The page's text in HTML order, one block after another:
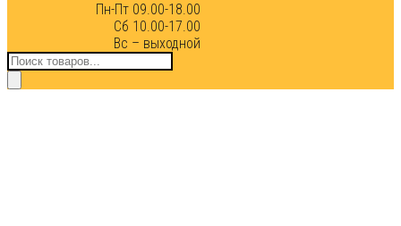
Пн-Пт 09.00-18.00
Сб 10.00-17.00
Вс – выходной
Поиск
товаров